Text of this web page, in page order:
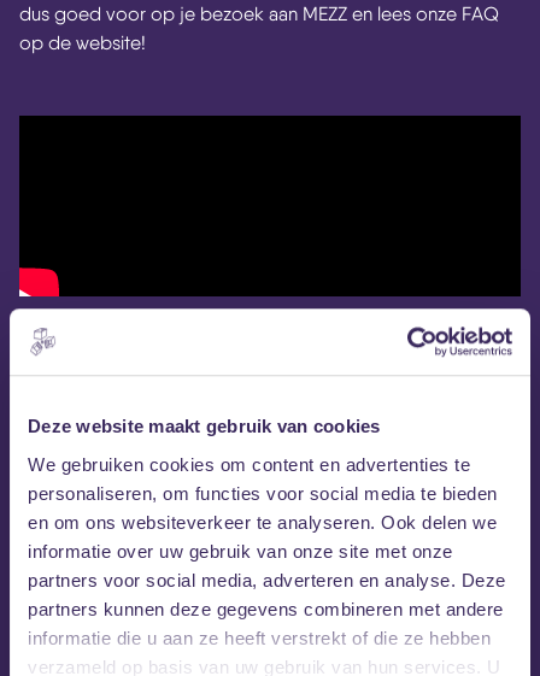
Deze website maakt gebruik van cookies
We gebruiken cookies om content en advertenties te
personaliseren, om functies voor social media te bieden
en om ons websiteverkeer te analyseren. Ook delen we
informatie over uw gebruik van onze site met onze
partners voor social media, adverteren en analyse. Deze
partners kunnen deze gegevens combineren met andere
informatie die u aan ze heeft verstrekt of die ze hebben
verzameld op basis van uw gebruik van hun services. U
dus goed voor op je bezoek aan MEZZ en lees onze FAQ
op de website!